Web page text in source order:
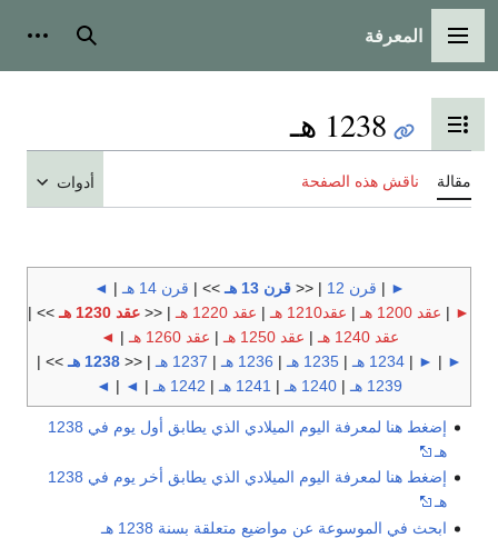
القائمة الرئيسية
المعرفة بحث
تبديل عرض جدول المحتويات
1238 هـ
مقالة ناقش هذه الصفحة أدوات
►
| قرن 12 | <<قرن 13 هـ >> | قرن 14 هـ |
◄
►
| عقد 1200 هـ | عقد1210 هـ | عقد 1220 هـ | << عقد 1230 هـ
>> |
عقد 1240 هـ
| عقد 1250 هـ | عقد 1260 هـ |
◄
►
|
►
|1234 هـ |1235 هـ | 1236 هـ | 1237 هـ | <<1238 هـ
>> |
1239 هـ
| 1240 هـ | 1241 هـ | 1242 هـ |
◄
|
◄
إضغط هنا لمعرفة اليوم الميلادي الذي يطابق أول يوم في 1238
هـ
إضغط هنا لمعرفة اليوم الميلادي الذي يطابق أخر يوم في 1238
هـ
ابحث في الموسوعة عن مواضيع متعلقة بسنة 1238 هـ